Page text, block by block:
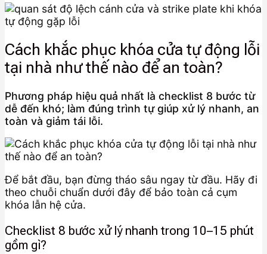
Cách khắc phục khóa cửa tự động lỗi
tại nhà như thế nào để an toàn?
Phương pháp hiệu quả nhất là checklist 8 bước từ
dễ đến khó; làm đúng trình tự giúp xử lý nhanh, an
toàn và giảm tái lỗi.
Để bắt đầu, bạn đừng tháo sâu ngay từ đầu. Hãy đi
theo chuỗi chuẩn dưới đây để bảo toàn cả cụm
khóa lẫn hệ cửa.
Checklist 8 bước xử lý nhanh trong 10–15 phút
gồm gì?